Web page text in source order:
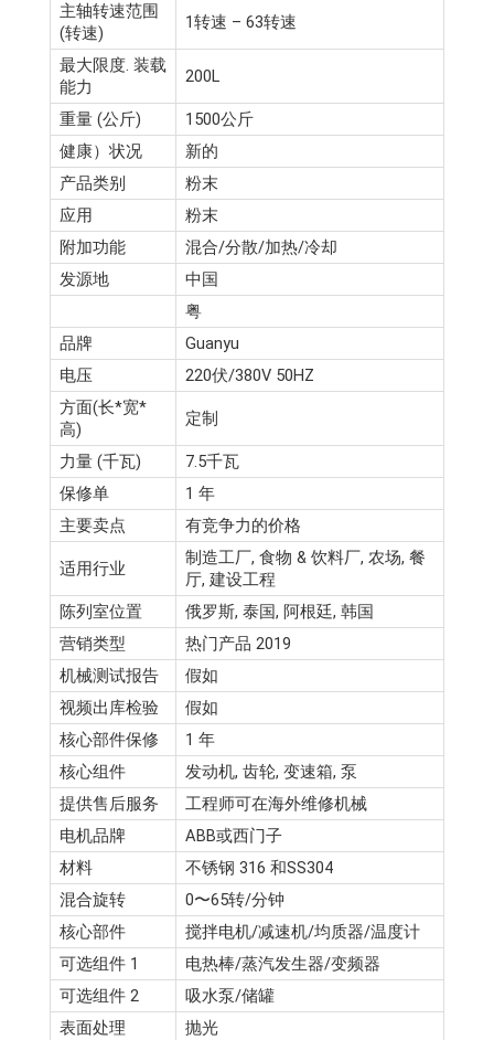
主轴转速范围
(转速)
1转速 – 63转速
最大限度. 装载
能力
200L
重量 (公斤)
1500公斤
健康）状况
新的
产品类别
粉末
应用
粉末
附加功能
混合/分散/加热/冷却
发源地
中国
粤
品牌
Guanyu
电压
220伏/380V 50HZ
方面(长*宽*
高)
定制
力量 (千瓦)
7.5千瓦
保修单
1 年
主要卖点
有竞争力的价格
适用行业
制造工厂, 食物 & 饮料厂, 农场, 餐
厅, 建设工程
陈列室位置
俄罗斯, 泰国, 阿根廷, 韩国
营销类型
热门产品 2019
机械测试报告
假如
视频出库检验
假如
核心部件保修
1 年
核心组件
发动机, 齿轮, 变速箱, 泵
提供售后服务
工程师可在海外维修机械
电机品牌
ABB或西门子
材料
不锈钢 316 和SS304
混合旋转
0〜65转/分钟
核心部件
搅拌电机/减速机/均质器/温度计
可选组件 1
电热棒/蒸汽发生器/变频器
可选组件 2
吸水泵/储罐
表面处理
抛光